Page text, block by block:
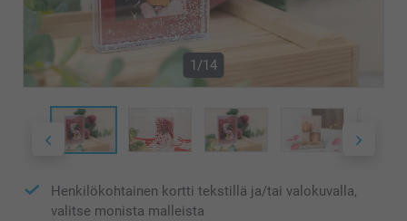
1/14
Henkilökohtainen kortti tekstillä ja/tai valokuvalla,
valitse monista malleista